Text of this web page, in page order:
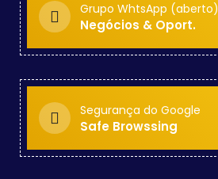
Grupo WhtsApp (aberto)
Negócios & Oport.
Segurança do Google
Safe Browssing